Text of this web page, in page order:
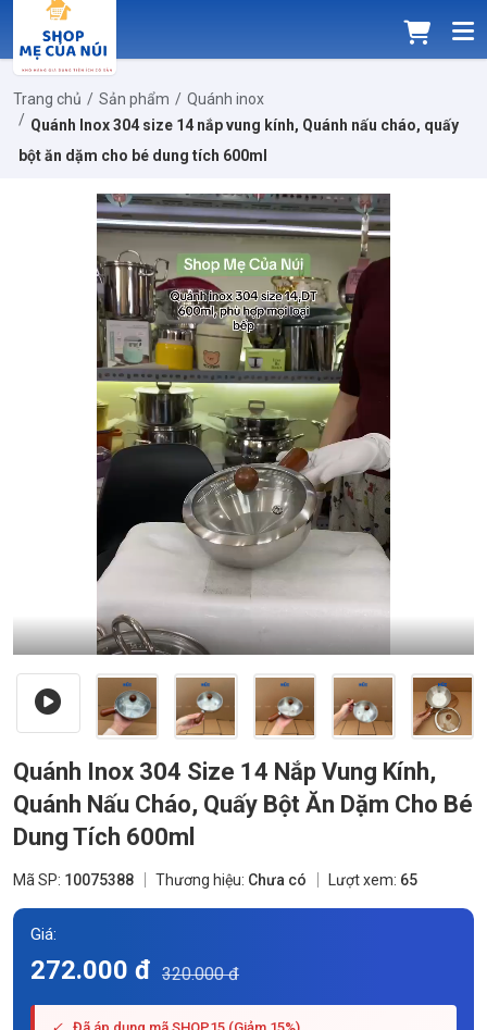
Trang chủ Sản phẩm
Quánh inox
Quánh Inox 304 size 14 nắp vung kính, Quánh nấu cháo, quấy
bột ăn dặm cho bé dung tích 600ml
Quánh Inox 304 Size 14 Nắp Vung Kính,
Quánh Nấu Cháo, Quấy Bột Ăn Dặm Cho Bé
Dung Tích 600ml
Mã SP: 10075388 Thương hiệu: Chưa có Lượt xem: 65
Giá:
272.000 đ 320.000 đ